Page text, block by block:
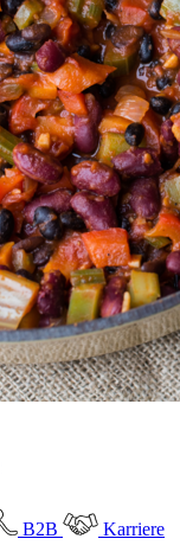
B2B Karriere